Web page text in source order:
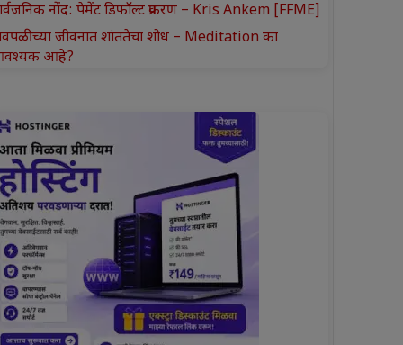
नोंद: पेमेंट डिफॉल्ट प्रकरण – Kris Ankem [FFME]
जीवनात शांततेचा शोध – Meditation का
आहे?